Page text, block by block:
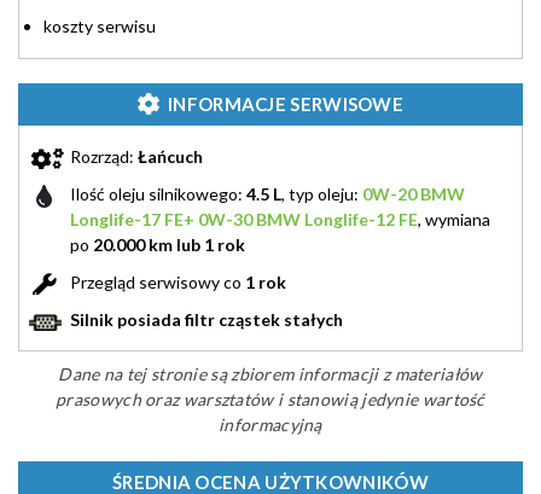
koszty serwisu
INFORMACJE SERWISOWE
Rozrząd: Łańcuch
Ilość oleju silnikowego: 4.5 L, typ oleju: 0W-20 BMW
Longlife-17 FE+ 0W-30 BMW Longlife-12 FE, wymiana
po 20.000 km lub 1 rok
Przegląd serwisowy co 1 rok
Silnik posiada filtr cząstek stałych
Dane na tej stronie są zbiorem informacji z materiałów
prasowych oraz warsztatów i stanowią jedynie wartość
informacyjną
ŚREDNIA OCENA UŻYTKOWNIKÓW